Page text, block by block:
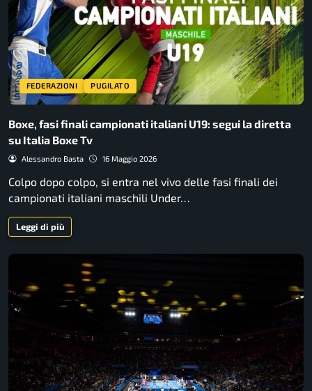
FEDERAZIONI PUGILATO
Boxe, fasi finali campionati italiani U19: segui la diretta
su Italia Boxe Tv
Alessandro Basta 16 Maggio 2026
Colpo dopo colpo, si entra nel vivo delle fasi finali dei
campionati italiani maschili Under…
Leggi di più